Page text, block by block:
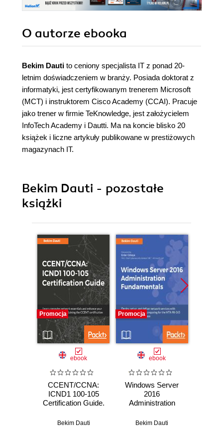
O autorze ebooka
Bekim Dauti to ceniony specjalista IT z ponad 20-
letnim doświadczeniem w branży. Posiada doktorat z
informatyki, jest certyfikowanym trenerem Microsoft
(MCT) i instruktorem Cisco Academy (CCAI). Pracuje
jako trener w firmie TeKnowledge, jest założycielem
InfoTech Academy i Dautti. Ma na koncie blisko 20
książek i liczne artykuły publikowane w prestiżowych
magazynach IT.
Bekim Dauti - pozostałe
książki
Promocja
ebook
CCENT/CCNA:
ICND1 100-105
Certification Guide.
network essentials
Bekim Dauti
Promocja
ebook
Windows Server
2016
Administration
Deploy, set up, and
Bekim Dauti